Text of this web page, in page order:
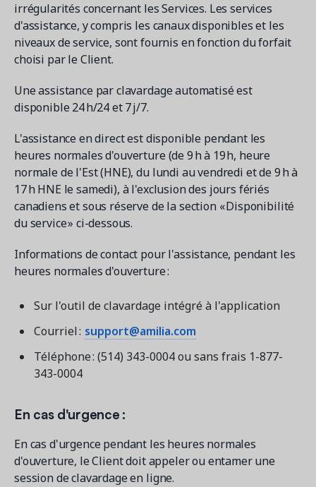
irrégularités concernant les Services. Les services
d'assistance, y compris les canaux disponibles et les
niveaux de service, sont fournis en fonction du forfait
choisi par le Client.
Une assistance par clavardage automatisé est
disponible 24 h/24 et 7 j/7.
L'assistance en direct est disponible pendant les
heures normales d'ouverture (de 9 h à 19 h, heure
normale de l'Est (HNE), du lundi au vendredi et de 9 h à
17 h HNE le samedi), à l'exclusion des jours fériés
canadiens et sous réserve de la section « Disponibilité
du service » ci-dessous.
Informations de contact pour l'assistance, pendant les
heures normales d'ouverture :
Sur l'outil de clavardage intégré à l'application
Courriel : support@amilia.com
Téléphone : (514) 343-0004 ou sans frais 1-877-
343-0004
En cas d'urgence :
En cas d'urgence pendant les heures normales
d'ouverture, le Client doit appeler ou entamer une
session de clavardage en ligne.